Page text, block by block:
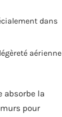
dans
aérienne
absorbe la
pour